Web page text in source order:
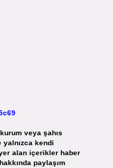
veya şahıs
yalnızca kendi
yer alan içerikler haber
paylaşım